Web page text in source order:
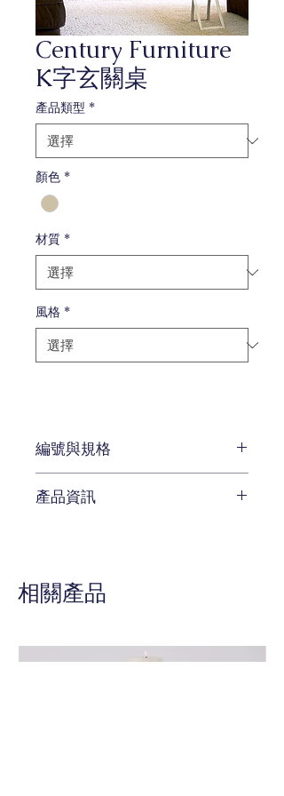
Century Furniture
K字玄關桌
產品類型 *
顏色 *
材質 *
風格 *
編號與規格
編號 CEN-559-725
產品資訊
相關產品